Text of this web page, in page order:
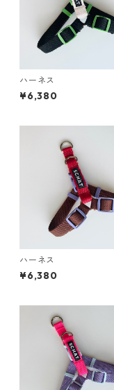
ハーネス
¥6,380
ハーネス
¥6,380